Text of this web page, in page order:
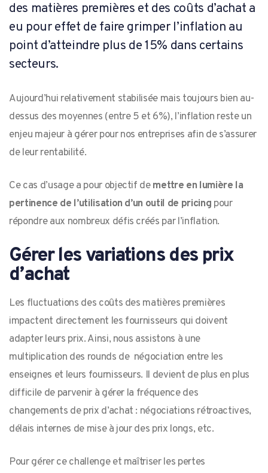
des matières premières et des coûts d’achat a
eu pour effet de faire grimper l’inflation au
point d’atteindre plus de 15% dans certains
secteurs.
Aujourd’hui relativement stabilisée mais toujours bien au-
dessus des moyennes (entre 5 et 6%), l’inflation reste un
enjeu majeur à gérer pour nos entreprises afin de s’assurer
de leur rentabilité.
Ce cas d’usage a pour objectif demettre en lumière la
pertinence de l’utilisation d’un outil de pricing pour
répondre aux nombreux défis créés par l’inflation.
Gérer les variations des prix
d’achat
Les fluctuations des coûts des matières premières
impactent directement les fournisseurs qui doivent
adapter leurs prix. Ainsi, nous assistons à une
multiplication des rounds de négociation entre les
enseignes et leurs fournisseurs. Il devient de plus en plus
difficile de parvenir à gérer la fréquence des
changements de prix d’achat : négociations rétroactives,
délais internes de mise à jour des prix longs, etc.
Pour gérer ce challenge et maîtriser les pertes